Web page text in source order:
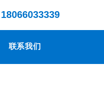
18066033339
联系我们